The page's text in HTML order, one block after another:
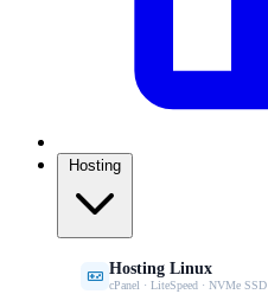
Hosting
 Hosting Linux
cPanel · LiteSpeed · NVMe SSD